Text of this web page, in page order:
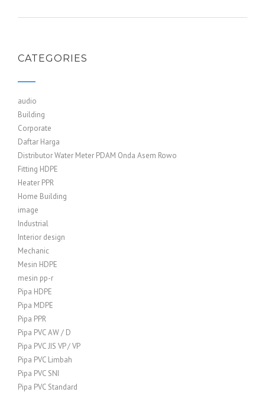
CATEGORIES
audio
Building
Corporate
Daftar Harga
Distributor Water Meter PDAM Onda Asem Rowo
Fitting HDPE
Heater PPR
Home Building
image
Industrial
Interior design
Mechanic
Mesin HDPE
mesin pp-r
Pipa HDPE
Pipa MDPE
Pipa PPR
Pipa PVC AW / D
Pipa PVC JIS VP / VP
Pipa PVC Limbah
Pipa PVC SNI
Pipa PVC Standard